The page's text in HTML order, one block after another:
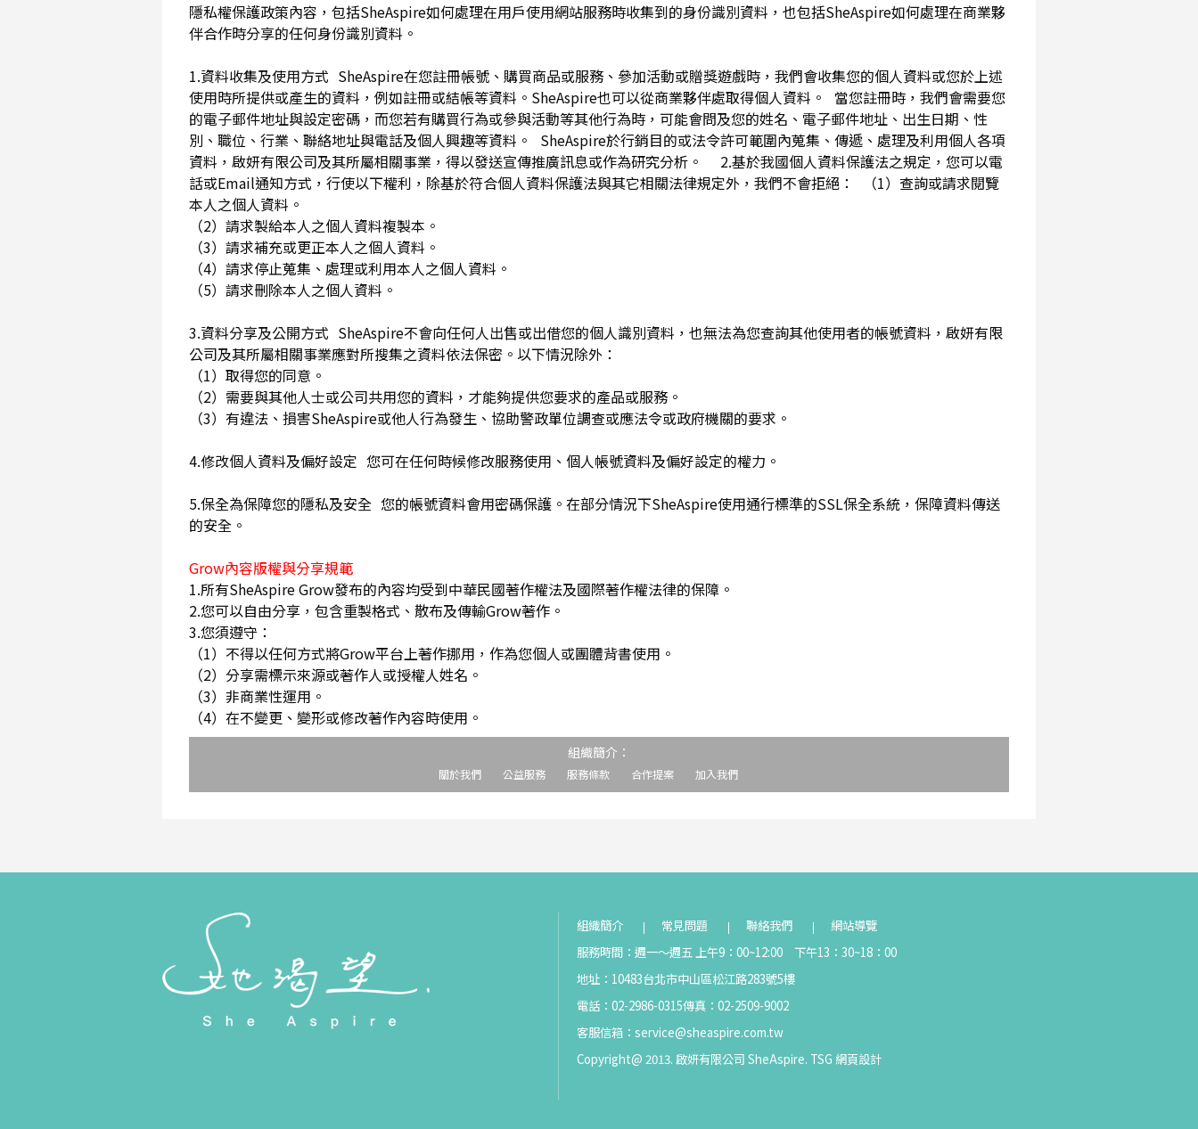
隱私權保護政策內容，包括SheAspire如何處理在用戶使用網站服務時收集到的身份識別資料，也包括SheAspire如何處理在商業夥
伴合作時分享的任何身份識別資料。
1.資料收集及使用方式 SheAspire在您註冊帳號、購買商品或服務、參加活動或贈獎遊戲時，我們會收集您的個人資料或您於上述
使用時所提供或產生的資料，例如註冊或結帳等資料。SheAspire也可以從商業夥伴處取得個人資料。 當您註冊時，我們會需要您
的電子郵件地址與設定密碼，而您若有購買行為或參與活動等其他行為時，可能會問及您的姓名、電子郵件地址、出生日期、性
別、職位、行業、聯絡地址與電話及個人興趣等資料。 SheAspire於行銷目的或法令許可範圍內蒐集、傳遞、處理及利用個人各項
資料，啟妍有限公司及其所屬相關事業，得以發送宣傳推廣訊息或作為研究分析。 2.基於我國個人資料保護法之規定，您可以電
話或Email通知方式，行使以下權利，除基於符合個人資料保護法與其它相關法律規定外，我們不會拒絕： （1）查詢或請求閱覽
本人之個人資料。
（2）請求製給本人之個人資料複製本。
（3）請求補充或更正本人之個人資料。
（4）請求停止蒐集、處理或利用本人之個人資料。
（5）請求刪除本人之個人資料。
3.資料分享及公開方式 SheAspire不會向任何人出售或出借您的個人識別資料，也無法為您查詢其他使用者的帳號資料，啟妍有限
公司及其所屬相關事業應對所搜集之資料依法保密。以下情況除外：
（1）取得您的同意。
（2）需要與其他人士或公司共用您的資料，才能夠提供您要求的產品或服務。
（3）有違法、損害SheAspire或他人行為發生、協助警政單位調查或應法令或政府機關的要求。
4.修改個人資料及偏好設定 您可在任何時候修改服務使用、個人帳號資料及偏好設定的權力。
5.保全為保障您的隱私及安全 您的帳號資料會用密碼保護。在部分情況下SheAspire使用通行標準的SSL保全系統，保障資料傳送
的安全。
Grow內容版權與分享規範
1.所有SheAspire Grow發布的內容均受到中華民國著作權法及國際著作權法律的保障。
2.您可以自由分享，包含重製格式、散布及傳輸Grow著作。
3.您須遵守：
（1）不得以任何方式將Grow平台上著作挪用，作為您個人或團體背書使用。
（2）分享需標示來源或著作人或授權人姓名。
（3）非商業性運用。
（4）在不變更、變形或修改著作內容時使用。
組織簡介：
關於我們 公益服務 服務條款 合作提案 加入我們
組織簡介 常見問題 聯絡我們
網站導覽
服務時間：週一～週五 上午9：00~12:00 下午13：30~18：00
地址：10483台北市中山區松江路283號5樓
電話：02-2986-0315傳真：02-2509-9002
客服信箱： service@sheaspire.com.tw
Copyright@ 2013. 啟妍有限公司 SheAspire. TSG 網頁設計